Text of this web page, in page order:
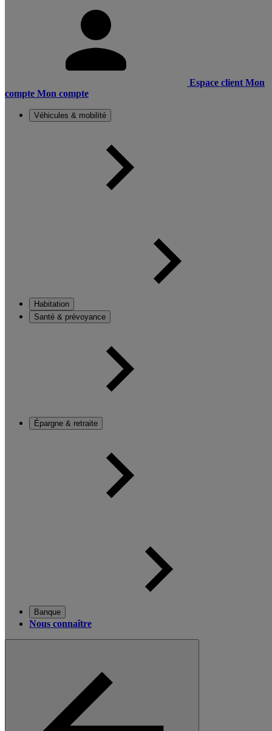
Espace client Mon
compte Mon compte
Véhicules & mobilité
Habitation
Santé & prévoyance
Épargne & retraite
Banque
Nous connaître